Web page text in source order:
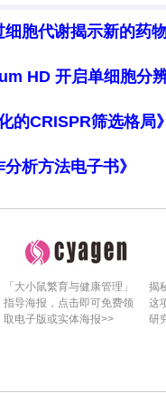
开始认可真菌色
品及其他消费品
项专利居首，美
中占据主导地位
断增长需求，推动
总量的60%，该
中的传统应用——
橙色素广泛应用于
干、山药饮料、葡
构建高产菌株及
胞代谢揭示新的药
HD 开启单细胞分
的CRISPR筛选格局
析方法电子书》
「大小鼠繁育与健康管理」
指导海报，点击即可免费领
取电子版或实体海报>>
揭
这
研